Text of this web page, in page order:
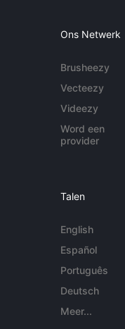
Ons Netwerk
Brusheezy
Vecteezy
Videezy
Word een
provider
Talen
English
Español
Português
Deutsch
Meer...